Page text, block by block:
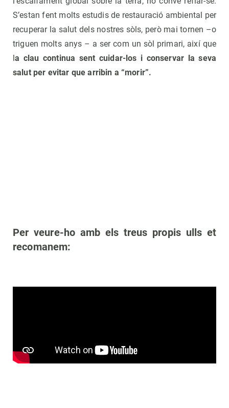
S’estan fent molts estudis de restauració ambiental per
recuperar la salut dels nostres sòls, però mai tornen –o
triguen molts anys – a ser com un sòl primari, així que
la clau continua sent cuidar-los i conservar la seva
salut per evitar que arribin a “morir”.
Per veure-ho amb els treus propis ulls et
recomanem: